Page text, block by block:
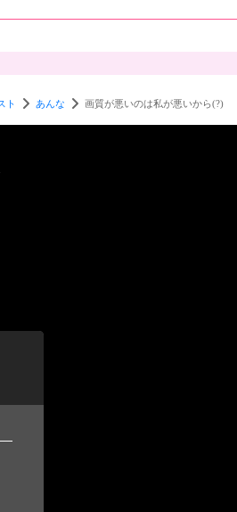
ト あんな 画質が悪いのは私が悪いから(?)